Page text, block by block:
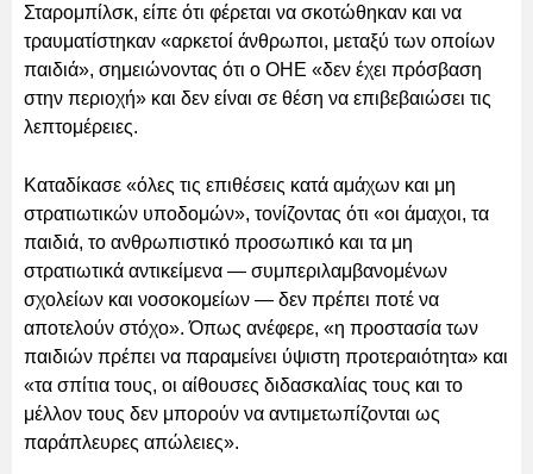
Σταρομπίλσκ, είπε ότι φέρεται να σκοτώθηκαν και να
τραυματίστηκαν «αρκετοί άνθρωποι, μεταξύ των οποίων
παιδιά», σημειώνοντας ότι ο ΟΗΕ «δεν έχει πρόσβαση
στην περιοχή» και δεν είναι σε θέση να επιβεβαιώσει τις
λεπτομέρειες.
Καταδίκασε «όλες τις επιθέσεις κατά αμάχων και μη
στρατιωτικών υποδομών», τονίζοντας ότι «οι άμαχοι, τα
παιδιά, το ανθρωπιστικό προσωπικό και τα μη
στρατιωτικά αντικείμενα — συμπεριλαμβανομένων
σχολείων και νοσοκομείων — δεν πρέπει ποτέ να
αποτελούν στόχο». Όπως ανέφερε, «η προστασία των
παιδιών πρέπει να παραμείνει ύψιστη προτεραιότητα» και
«τα σπίτια τους, οι αίθουσες διδασκαλίας τους και το
μέλλον τους δεν μπορούν να αντιμετωπίζονται ως
παράπλευρες απώλειες».